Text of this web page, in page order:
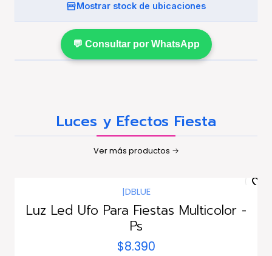
Mostrar stock de ubicaciones
💬 Consultar por WhatsApp
Luces y Efectos Fiesta
Ver más productos
|DBLUE
Luz Led Ufo Para Fiestas Multicolor -
Ps
$8.390